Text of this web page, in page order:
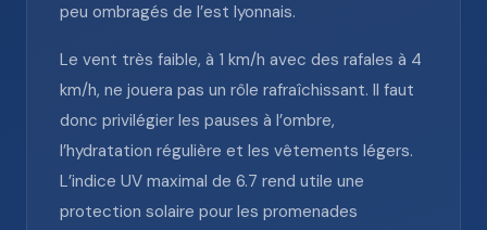
peu ombragés de l’est lyonnais.
Le vent très faible, à 1 km/h avec des rafales à 4
km/h, ne jouera pas un rôle rafraîchissant. Il faut
donc privilégier les pauses à l’ombre,
l’hydratation régulière et les vêtements légers.
L’indice UV maximal de 6.7 rend utile une
protection solaire pour les promenades